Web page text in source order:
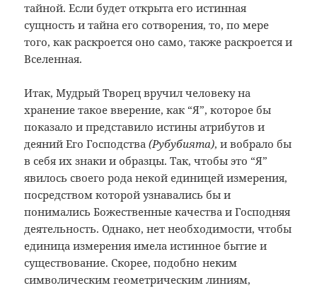
тайной. Если будет открыта его истинная
сущность и тайна его сотворения, то, по мере
того, как раскроется оно само, также раскроется и
Вселенная.
Итак, Мудрый Творец вручил человеку на
хранение такое вверение, как “Я”, которое бы
показало и представило истины атрибутов и
деяний Его Господства(Рубубията), и вобрало бы
в себя их знаки и образцы. Так, чтобы это “Я”
явилось своего рода некой единицей измерения,
посредством которой узнавались бы и
понимались Божественные качества и Господняя
деятельность. Однако, нет необходимости, чтобы
единица измерения имела истинное бытие и
существование. Скорее, подобно неким
символическим геометрическим линиям,